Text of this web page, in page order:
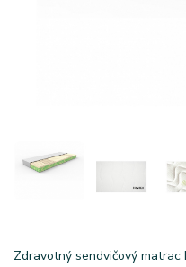
Zdravotný sendvičový matrac